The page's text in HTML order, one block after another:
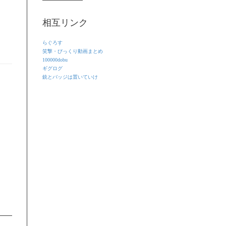
相互リンク
らぐろす
笑撃・びっくり動画まとめ
100000dobu
ギグログ
銃とバッジは置いていけ